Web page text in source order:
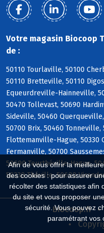
Afin de vous offrir la
des cookies : pour assurer
récolter des statistiques afin
du site et vous proposer
sécurité. Vous pouvez
paramétrant vos
Votre magasin Biocoop
de :
50110 Tourlaville, 50100
50110 Bretteville, 50110
Equeurdreville-Hainneville,
50470 Tollevast, 50690
Sideville, 50460
50700 Brix, 50460
Flottemanville-Hague, 50330
Fermanville, 50700
50690 Teurthéville-Hague,
50330 Théville, 50690
Biocoop.fr